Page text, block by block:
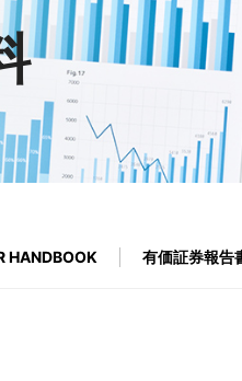
HANDBOOK 有価証券報告